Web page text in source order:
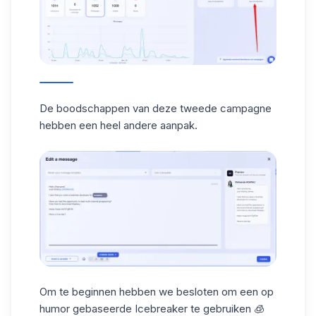
De boodschappen van deze tweede campagne
hebben een heel andere aanpak.
Om te beginnen hebben we besloten om een op
humor gebaseerde Icebreaker te gebruiken 🧊